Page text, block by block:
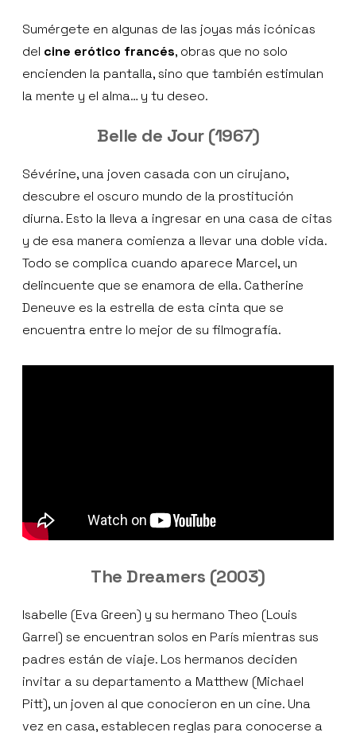
Sumérgete en algunas de las joyas más icónicas
del cine erótico francés, obras que no solo
encienden la pantalla, sino que también estimulan
la mente y el alma… y tu deseo.
Belle de Jour (1967)
Sévérine, una joven casada con un cirujano,
descubre el oscuro mundo de la prostitución
diurna. Esto la lleva a ingresar en una casa de citas
y de esa manera comienza a llevar una doble vida.
Todo se complica cuando aparece Marcel, un
delincuente que se enamora de ella. Catherine
Deneuve es la estrella de esta cinta que se
encuentra entre lo mejor de su filmografía.
The Dreamers (2003)
Isabelle (Eva Green) y su hermano Theo (Louis
Garrel) se encuentran solos en París mientras sus
padres están de viaje. Los hermanos deciden
invitar a su departamento a Matthew (Michael
Pitt), un joven al que conocieron en un cine. Una
vez en casa, establecen reglas para conocerse a